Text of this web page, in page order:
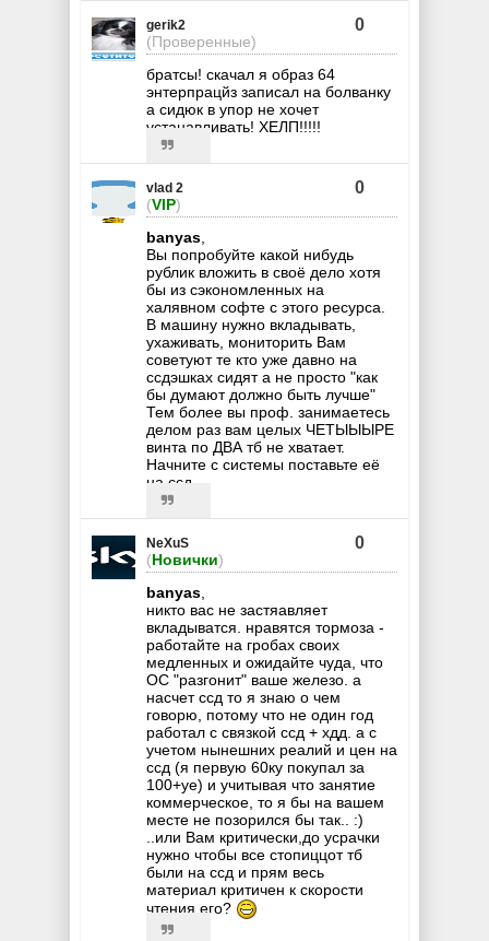
gerik2
(Проверенные)
0
братсы! скачал я образ 64
энтерпрацйз записал на болванку
а сидюк в упор не хочет
устанавливать! ХЕЛП!!!!!
vlad 2
(VIP)
0
banyas,
Вы попробуйте какой нибудь
рублик вложить в своё дело хотя
бы из сэкономленных на
халявном софте с этого ресурса.
В машину нужно вкладывать,
ухаживать, мониторить Вам
советуют те кто уже давно на
ссдэшках сидят а не просто "как
бы думают должно быть лучше"
Тем более вы проф. занимаетесь
делом раз вам целых ЧЕТЫЫЫРЕ
винта по ДВА тб не хватает.
Начните с системы поставьте её
на ссд
NeXuS
(Новички)
0
banyas,
никто вас не застяавляет
вкладыватся. нравятся тормоза -
работайте на гробах своих
медленных и ожидайте чуда, что
ОС "разгонит" ваше железо. а
насчет ссд то я знаю о чем
говорю, потому что не один год
работал с связкой ссд + хдд. а с
учетом нынешних реалий и цен на
ссд (я первую 60ку покупал за
100+уе) и учитывая что занятие
коммерческое, то я бы на вашем
месте не позорился бы так.. :)
..или Вам критически,до усрачки
нужно чтобы все стопиццот тб
были на ссд и прям весь
материал критичен к скорости
чтения его?